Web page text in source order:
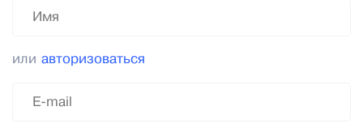
или авторизоваться